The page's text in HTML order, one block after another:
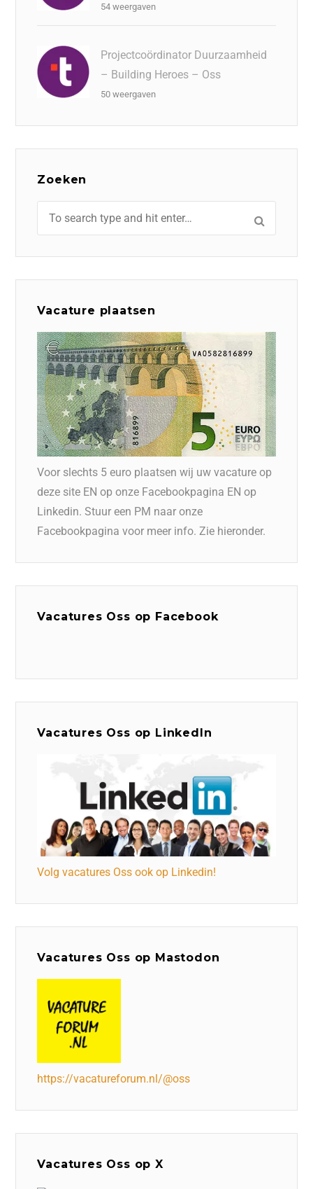
54 weergaven
Projectcoördinator Duurzaamheid
– Building Heroes – Oss
50 weergaven
Zoeken
Vacature plaatsen
Voor slechts 5 euro plaatsen wij uw vacature op
deze site EN op onze Facebookpagina EN op
Linkedin. Stuur een PM naar onze
Facebookpagina voor meer info. Zie hieronder.
Vacatures Oss op Facebook
Vacatures Oss op LinkedIn
Volg vacatures Oss ook op Linkedin!
Vacatures Oss op Mastodon
https://vacatureforum.nl/@oss
Vacatures Oss op X